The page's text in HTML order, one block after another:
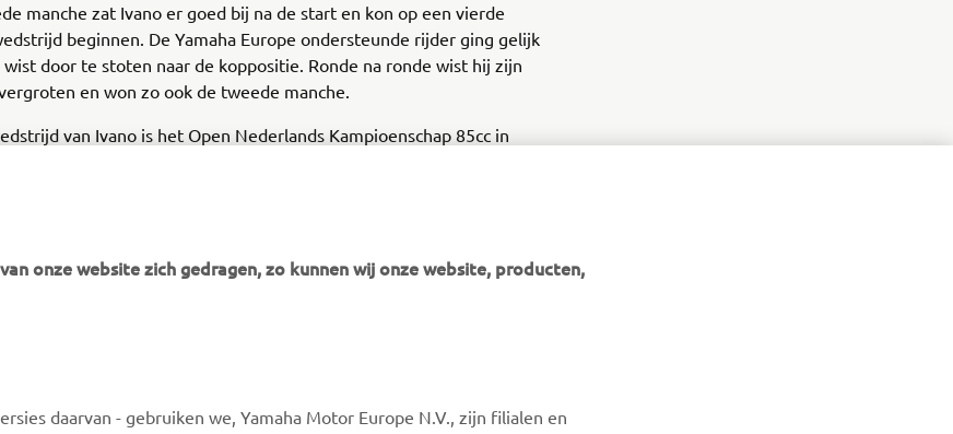
manche zat Ivano er goed bij na de start en kon op een vierde
beginnen. De Yamaha Europe ondersteunde rijder ging gelijk
wist door te stoten naar de koppositie. Ronde na ronde wist hij zijn
en won zo ook de tweede manche.
van Ivano is het Open Nederlands Kampioenschap 85cc in
MyYamaha
Webshop-ondersteuning
Wees de eerste die meer te weten komt over de nieuwste
onze website zich gedragen, zo kunnen wij onze website, producten,
daarvan - gebruiken we, Yamaha Motor Europe N.V., zijn filialen en